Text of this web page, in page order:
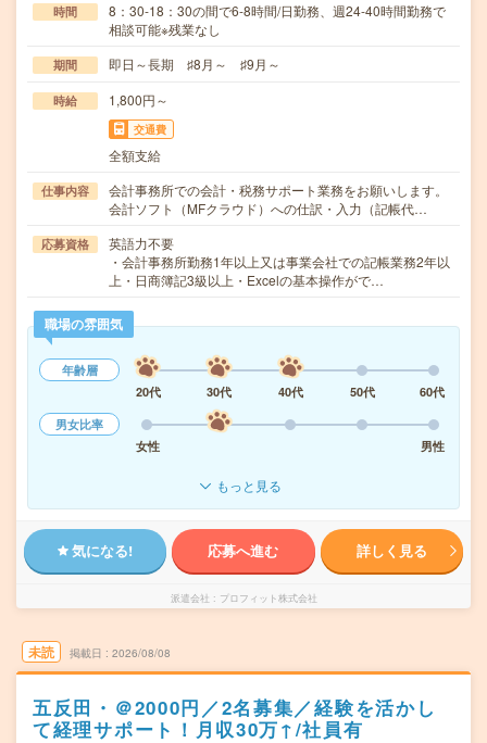
時間
8：30-18：30の間で6-8時間/日勤務、週24-40時間勤務で
相談可能※残業なし
期間 即日～長期 ♯8月～ ♯9月～
時給 1,800円～
交通費
全額支給
仕事内容
会計事務所での会計・税務サポート業務をお願いします。
会計ソフト（MFクラウド）への仕訳・入力（記帳代…
応募資格
英語力不要
・会計事務所勤務1年以上又は事業会社での記帳業務2年以
上・日商簿記3級以上・Excelの基本操作がで…
職場の雰囲気
年齢層
20代
30代 40代 50代
60代
男女比率
女性
男性
もっと見る
気になる! 応募へ進む 詳しく見る
派遣会社 プロフィット株式会社
未読 掲載日 2026/08/08
五反田・＠2000円／2名募集／経験を活かし
て経理サポート！月収30万↑/社員有